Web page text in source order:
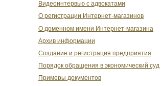
Видеоинтервью с адвокатами
О регистрации Интернет-магазинов
О доменном имени Интернет-магазина
Архив информации
Создание и регистрация предприятия
Порядок обращения в экономический суд
Примеры документов